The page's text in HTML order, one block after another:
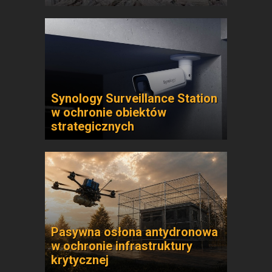
Synology Surveillance Station
w ochronie obiektów
strategicznych
Pasywna osłona antydronowa
w ochronie infrastruktury
krytycznej